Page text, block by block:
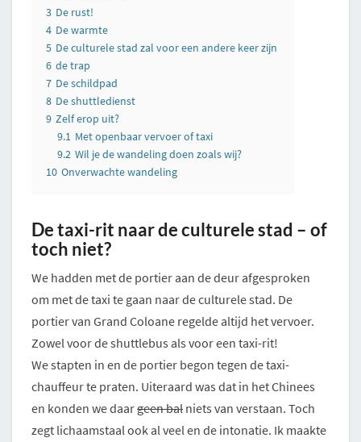
3 De rust!
4 De warmte
5 De culturele stad zal voor een andere keer zijn
6 de trap
7 De schildpad
8 De shuttledienst
9 Zelf erop uit?
9.1 Met openbaar vervoer of taxi
9.2 Wil je de wandeling doen zoals wij?
10 Onverwachte wandeling
De taxi-rit naar de culturele stad – of
toch niet?
We hadden met de portier aan de deur afgesproken
om met de taxi te gaan naar de culturele stad. De
portier van Grand Coloane regelde altijd het vervoer.
Zowel voor de shuttlebus als voor een taxi-rit!
We stapten in en de portier begon tegen de taxi-
chauffeur te praten. Uiteraard was dat in het Chinees
en konden we daargeen bal niets van verstaan. Toch
zegt lichaamstaal ook al veel en de intonatie. Ik maakte